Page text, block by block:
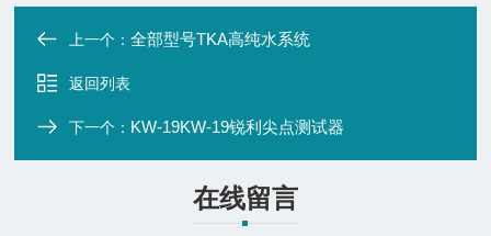
上一个：全部型号TKA高纯水系统
返回列表
下一个： KW-19KW-19锐利尖点测试器
在线留言